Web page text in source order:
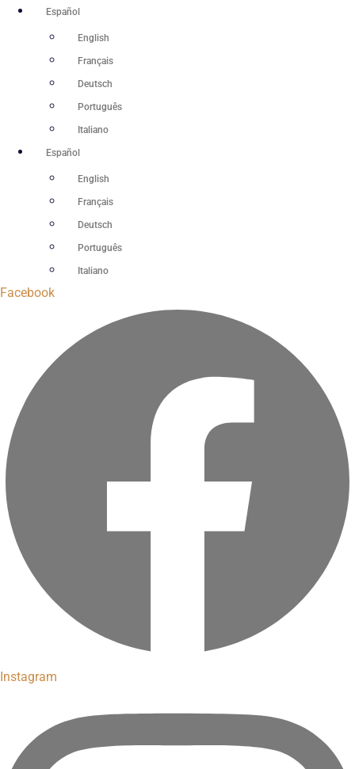
contenido
Español
English
Français
Deutsch
Português
Italiano
Español
English
Français
Deutsch
Português
Italiano
Facebook
Instagram